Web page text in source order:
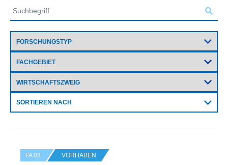
SORTIEREN NACH
FA 03 VORHABEN